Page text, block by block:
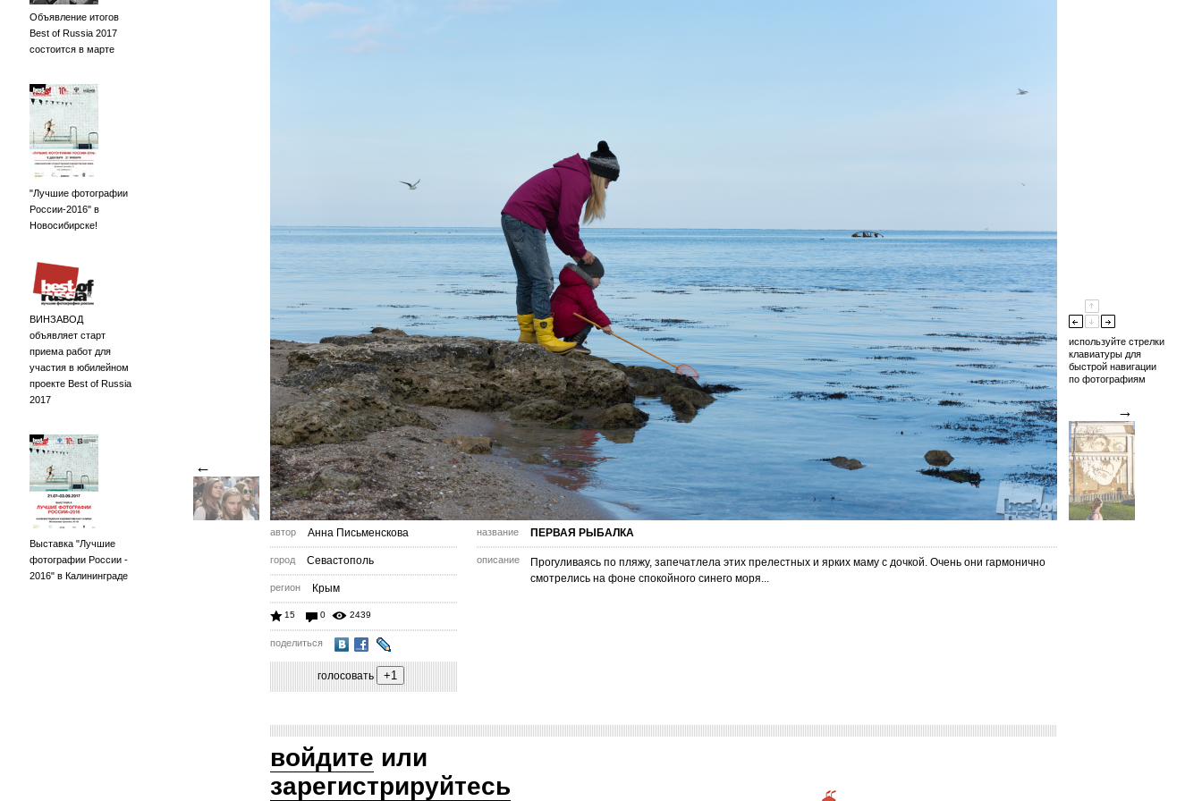
Объявление итогов
Best of Russia 2017
состоится в марте
"Лучшие фотографии
России-2016" в
Новосибирске!
ВИНЗАВОД
объявляет старт
приема работ для
участия в юбилейном
проекте Best of Russia
2017
Выставка "Лучшие
фотографии России -
2016" в Калининграде
←
→
используйте стрелки
клавиатуры для
быстрой навигации
по фотографиям
автор Анна Письменскова
город Севастополь
регион Крым
15 0 2439
поделиться
голосовать
название ПЕРВАЯ РЫБАЛКА
описание
Прогуливаясь по пляжу, запечатлела этих прелестных и ярких маму с дочкой. Очень они гармонично
смотрелись на фоне спокойного синего моря...
войдите или
зарегистрируйтесь